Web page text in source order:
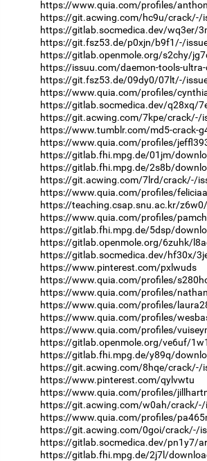
https://www.quia.com/profiles/
https://git.acwing.com/hc9u/crack/-/
https://gitlab.socmedica.dev/wq3er/
https://git.fsz53.de/p0xjn/b9f1/-/
https://gitlab.openmole.org/s2chy/
https://issuu.com/daemon-tools-
https://git.fsz53.de/09dy0/07lt/-/
https://www.quia.com/profiles/
https://gitlab.socmedica.dev/q28xq/
https://git.acwing.com/7kpe/crack/-/
https://www.tumblr.com/md5-crack-
https://www.quia.com/profiles/
https://gitlab.fhi.mpg.de/01jm/
https://gitlab.fhi.mpg.de/2s8b/
https://git.acwing.com/7lrd/crack/-/
https://www.quia.com/profiles/
https://teaching.csap.snu.ac.kr/
https://www.quia.com/profiles/
https://gitlab.fhi.mpg.de/5dsp/
https://gitlab.openmole.org/6zuhk/
https://gitlab.socmedica.dev/hf30x/
https://www.pinterest.com/pxlwuds
https://www.quia.com/profiles/
https://www.quia.com/profiles/
https://www.quia.com/profiles/
https://www.quia.com/profiles/
https://www.quia.com/profiles/
https://gitlab.openmole.org/ve6uf/
https://gitlab.fhi.mpg.de/y89q/
https://git.acwing.com/8hqe/crack/-/
https://www.pinterest.com/qylvwtu
https://www.quia.com/profiles/
https://git.acwing.com/w0ah/
https://www.quia.com/profiles/
https://git.acwing.com/0goi/crack/-/
https://gitlab.socmedica.dev/pn1y7/
https://gitlab.fhi.mpg.de/2j7l/